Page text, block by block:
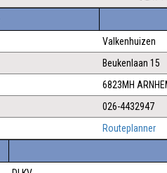
Valkenhuizen
Beukenlaan 15
6823MH
026-4432947
Routeplanner